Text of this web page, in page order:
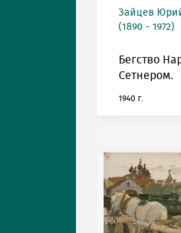
Зайцев
(1890 - 1972)
Бегство
Сетнером.
1940 г.